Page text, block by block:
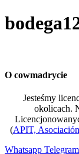
O cowmadrycie
Jesteśmy
okolicach.
(APIT,
Whatsapp Telegram